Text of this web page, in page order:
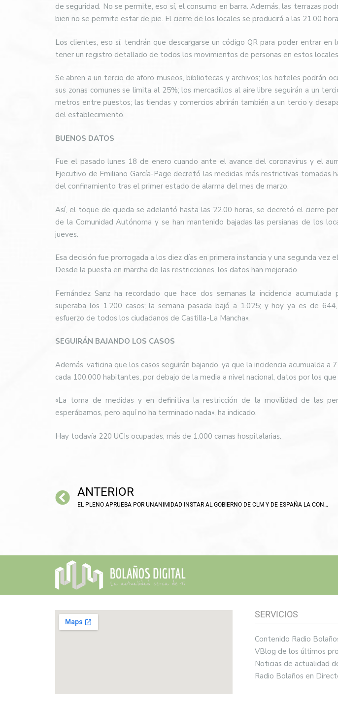
de seguridad. No se permite, eso sí, el consumo en barra. Además, las terrazas
bien no se permite estar de pie. El cierre de los locales se producirá a las 21.00
Los clientes, eso sí, tendrán que descargarse un código QR para poder entrar en
tener un registro detallado de todos los movimientos de personas en estos
Se abren a un tercio de aforo museos, bibliotecas y archivos; los hoteles podrán
sus zonas comunes se limita al 25%; los mercadillos al aire libre seguirán a un
metros entre puestos; las tiendas y comercios abrirán también a un tercio y
del establecimiento.
BUENOS DATOS
Fue el pasado lunes 18 de enero cuando ante el avance del coronavirus y el
Ejecutivo de Emiliano García-Page decretó las medidas más restrictivas tomadas
del confinamiento tras el primer estado de alarma del mes de marzo.
Así, el toque de queda se adelantó hasta las 22.00 horas, se decretó el cierre
de la Comunidad Autónoma y se han mantenido bajadas las persianas de los
jueves.
Esa decisión fue prorrogada a los diez días en primera instancia y una segunda vez
Desde la puesta en marcha de las restricciones, los datos han mejorado.
Fernández Sanz ha recordado que hace dos semanas la incidencia
superaba los 1.200 casos; la semana pasada bajó a 1.025; y hoy ya es de
esfuerzo de todos los ciudadanos de Castilla-La Mancha».
SEGUIRÁN BAJANDO LOS CASOS
Además, vaticina que los casos seguirán bajando, ya que la incidencia acumualda a
cada 100.000 habitantes, por debajo de la media a nivel nacional, datos por los que
«La toma de medidas y en definitiva la restricción de la movilidad de las
esperábamos, pero aquí no ha terminado nada», ha indicado.
Hay todavía 220 UCIs ocupadas, más de 1.000 camas hospitalarias.
ANTERIOR
EL PLENO APRUEBA POR UNANIMIDAD INSTAR AL GOBIERNO DE CLM Y DE ESPAÑA LA CONCESIÓN DIRECTA DE AYUDAS AL SECTOR DE LA HOSTELERIA,
SERVICIOS
Contenido Radio
VBlog de los últimos
Noticias de actualidad
Radio Bolaños en